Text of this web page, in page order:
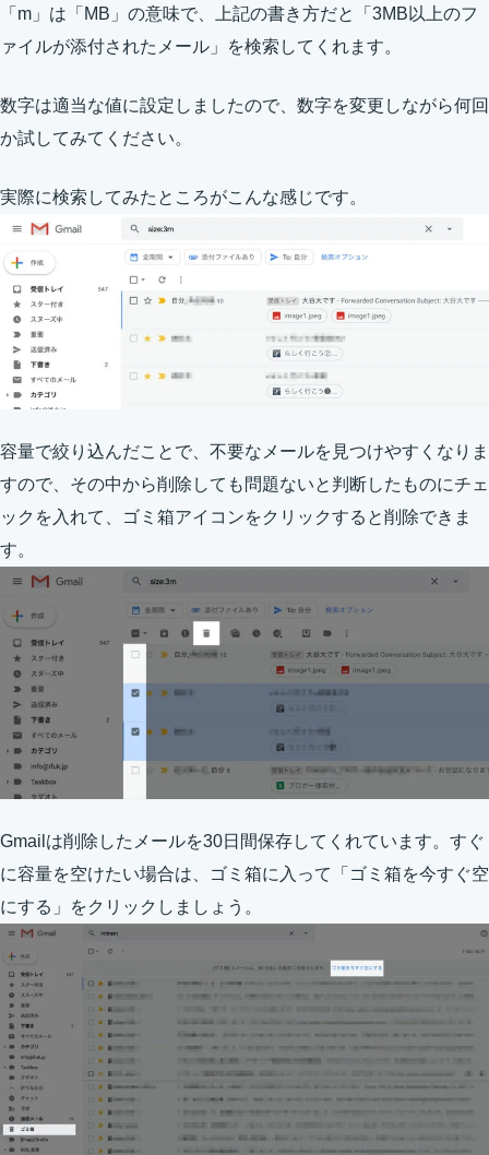
「m」は「MB」の意味で、上記の書き方だと「3MB以上のフ
ァイルが添付されたメール」を検索してくれます。
数字は適当な値に設定しましたので、数字を変更しながら何回
か試してみてください。
実際に検索してみたところがこんな感じです。
容量で絞り込んだことで、不要なメールを見つけやすくなりま
すので、その中から削除しても問題ないと判断したものにチェ
ックを入れて、ゴミ箱アイコンをクリックすると削除できま
す。
Gmailは削除したメールを30日間保存してくれています。すぐ
に容量を空けたい場合は、ゴミ箱に入って「ゴミ箱を今すぐ空
にする」をクリックしましょう。